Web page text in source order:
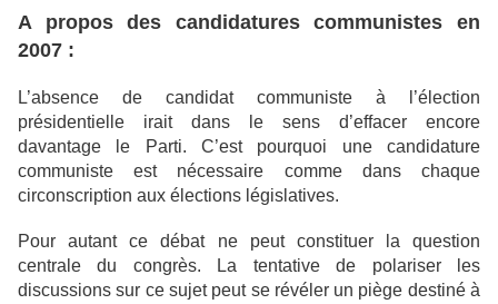
A propos des candidatures communistes en
2007 :
L’absence de candidat communiste à l’élection
présidentielle irait dans le sens d’effacer encore
davantage le Parti. C’est pourquoi une candidature
communiste est nécessaire comme dans chaque
circonscription aux élections législatives.
Pour autant ce débat ne peut constituer la question
centrale du congrès. La tentative de polariser les
discussions sur ce sujet peut se révéler un piège destiné à